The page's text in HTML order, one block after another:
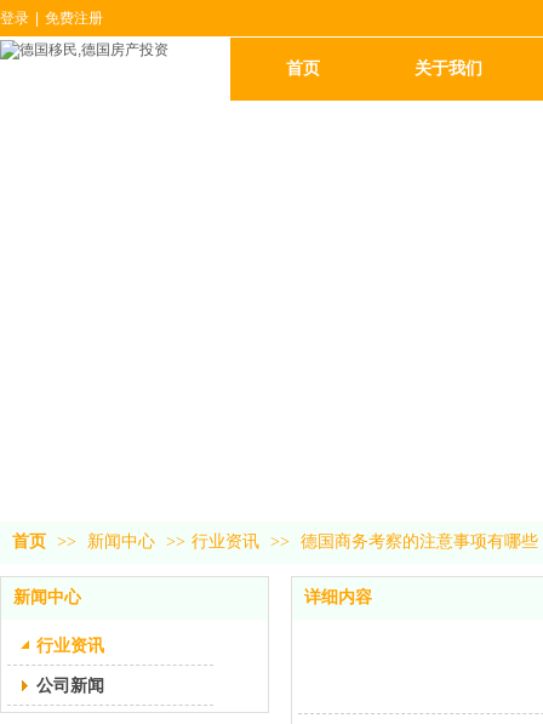
首页 关于我们
登录 免费注册
首页 >> 新闻中心 >> 行业资讯 >> 德国商务考察的注意事项有哪些
新闻中心
行业资讯
公司新闻
详细内容